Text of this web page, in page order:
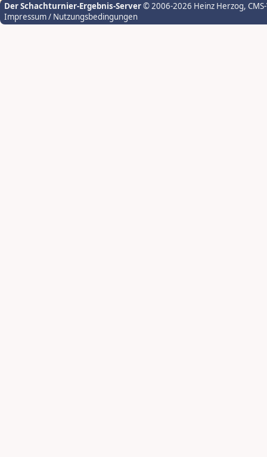
Der Schachturnier-Ergebnis-Server© 2006-2026 Heinz Herzog,
Impressum / Nutzungsbedingungen